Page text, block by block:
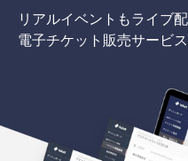
リアルイベントもライブ
電子チケット販売サービス